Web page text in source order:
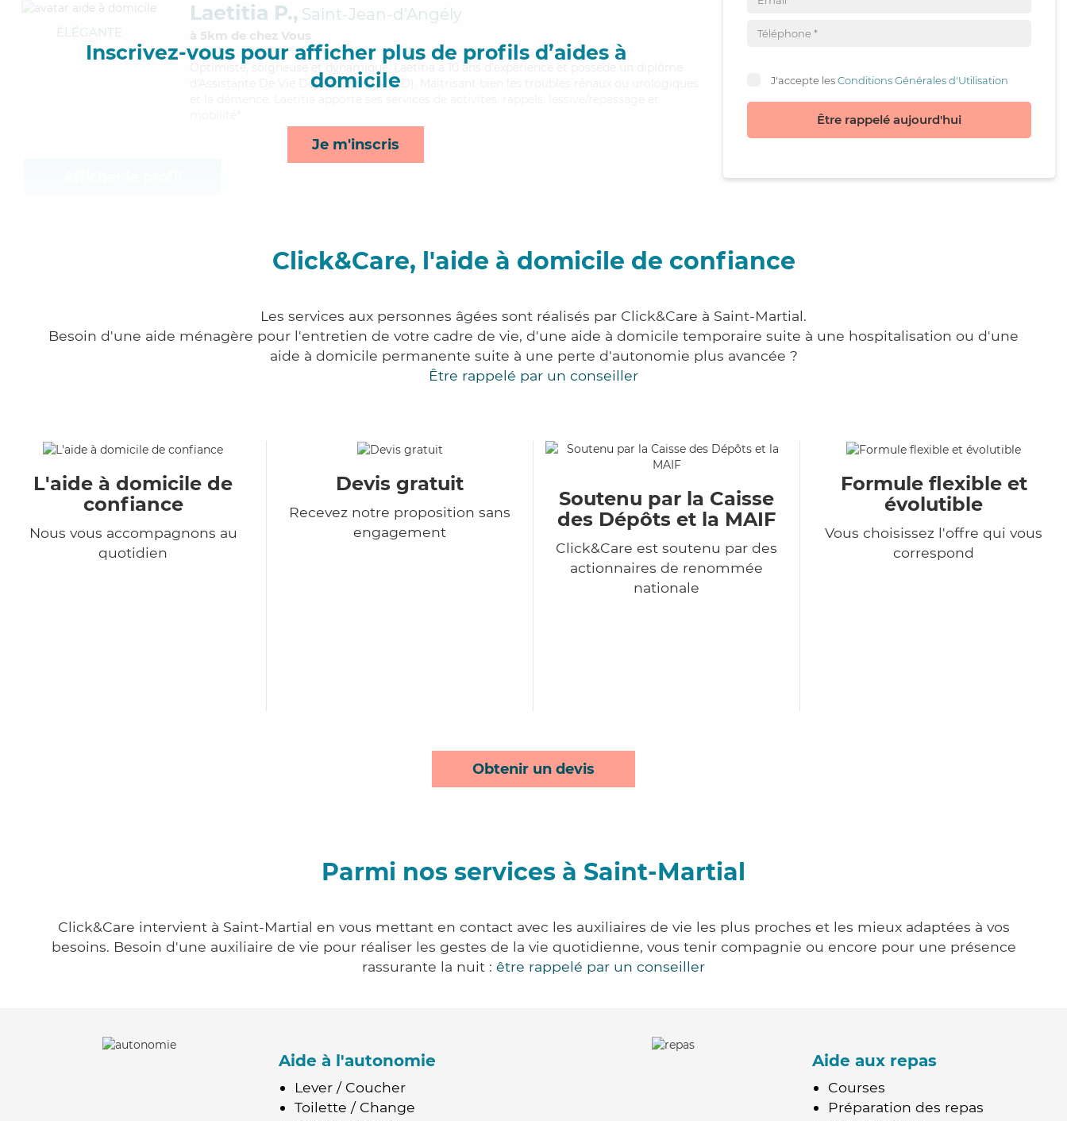
Inscrivez-vous pour afficher plus de profils d’aides à
domicile
Je m'inscris
ÉLÉGANTE
Laetitia P., Saint-Jean-d'Angély
à 5km de chez Vous
Optimiste , soigneuse et dynamique, Laetitia a 10 ans d'expérience et possède un diplôme
d'Assistante De Vie Dépendance (ADVD). Maitrisant bien les troubles rénaux ou urologiques
J'accepte lesConditions Générales d'Utilisation
Être rappelé aujourd'hui
Click&Care, l'aide à domicile de confiance
Les services aux personnes âgées sont réalisés par Click&Care à Saint-Martial.
Besoin d'une aide ménagère pour l'entretien de votre cadre de vie, d'une aide à domicile temporaire suite à une hospitalisation ou d'une
aide à domicile permanente suite à une perte d'autonomie plus avancée ?
Être rappelé par un conseiller
L'aide à domicile de
confiance
Nous vous accompagnons au
quotidien
Devis gratuit
Recevez notre proposition sans
engagement
Soutenu par la Caisse
des Dépôts et la MAIF
Click&Care est soutenu par des
actionnaires de renommée
nationale
Formule flexible et
évolutible
Vous choisissez l'offre qui vous
correspond
Obtenir un devis
Parmi nos services à Saint-Martial
Click&Care intervient à Saint-Martial en vous mettant en contact avec les auxiliaires de vie les plus proches et les mieux adaptées à vos
besoins. Besoin d'une auxiliaire de vie pour réaliser les gestes de la vie quotidienne, vous tenir compagnie ou encore pour une présence
rassurante la nuit : être rappelé par un conseiller
Aide à l'autonomie
Lever / Coucher
Toilette / Change
Aide aux repas
Courses
Préparation des repas